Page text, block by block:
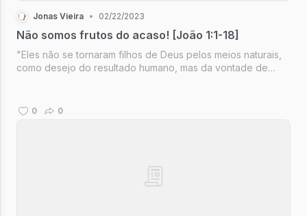
Jonas Vieira • 02/22/2023
Não somos frutos do acaso! [João 1:1-18]
"Eles não se tornaram filhos de Deus pelos meios naturais,
como desejo do resultado humano, mas da vontade de
0 0